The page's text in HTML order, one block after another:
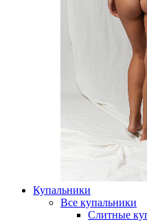
Купальники
Все купальники
Слитные